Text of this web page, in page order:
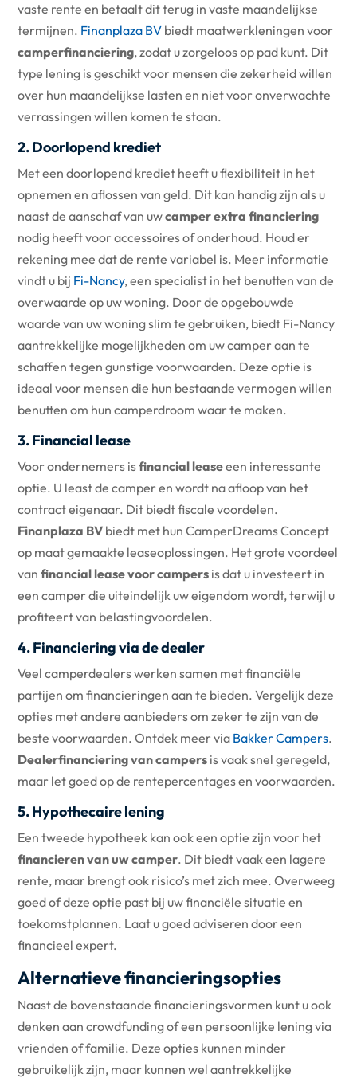
vaste rente en betaalt dit terug in vaste maandelijkse
termijnen. Finanplaza BV biedt maatwerkleningen voor
camperfinanciering, zodat u zorgeloos op pad kunt. Dit
type lening is geschikt voor mensen die zekerheid willen
over hun maandelijkse lasten en niet voor onverwachte
verrassingen willen komen te staan.
2. Doorlopend krediet
Met een doorlopend krediet heeft u flexibiliteit in het
opnemen en aflossen van geld. Dit kan handig zijn als u
naast de aanschaf van uwcamper extra financiering
nodig heeft voor accessoires of onderhoud. Houd er
rekening mee dat de rente variabel is. Meer informatie
vindt u bij Fi-Nancy, een specialist in het benutten van de
overwaarde op uw woning. Door de opgebouwde
waarde van uw woning slim te gebruiken, biedt Fi-Nancy
aantrekkelijke mogelijkheden om uw camper aan te
schaffen tegen gunstige voorwaarden. Deze optie is
ideaal voor mensen die hun bestaande vermogen willen
benutten om hun camperdroom waar te maken.
3. Financial lease
Voor ondernemers isfinancial leaseeen interessante
optie. U least de camper en wordt na afloop van het
contract eigenaar. Dit biedt fiscale voordelen.
Finanplaza BV biedt met hun CamperDreams Concept
op maat gemaakte leaseoplossingen. Het grote voordeel
vanfinancial lease voor campers is dat u investeert in
een camper die uiteindelijk uw eigendom wordt, terwijl u
profiteert van belastingvoordelen.
4. Financiering via de dealer
Veel camperdealers werken samen met financiële
partijen om financieringen aan te bieden. Vergelijk deze
opties met andere aanbieders om zeker te zijn van de
beste voorwaarden. Ontdek meer via Bakker Campers.
Dealerfinanciering van campers is vaak snel geregeld,
maar let goed op de rentepercentages en voorwaarden.
5. Hypothecaire lening
Een tweede hypotheek kan ook een optie zijn voor het
financieren van uw camper. Dit biedt vaak een lagere
rente, maar brengt ook risico’s met zich mee. Overweeg
goed of deze optie past bij uw financiële situatie en
toekomstplannen. Laat u goed adviseren door een
financieel expert.
Alternatieve financieringsopties
Naast de bovenstaande financieringsvormen kunt u ook
denken aan crowdfunding of een persoonlijke lening via
vrienden of familie. Deze opties kunnen minder
gebruikelijk zijn, maar kunnen wel aantrekkelijke